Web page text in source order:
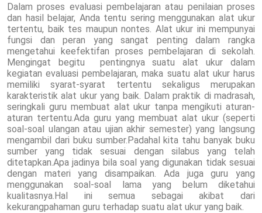
Dalam proses evaluasi pembelajaran atau penilaian proses
dan hasil belajar, Anda tentu sering menggunakan alat ukur
tertentu, baik tes maupun nontes. Alat ukur ini mempunyai
fungsi dan peran yang sangat penting dalam rangka
mengetahui keefektifan proses pembelajaran di sekolah.
Mengingat begitu pentingnya suatu alat ukur dalam
kegiatan evaluasi pembelajaran, maka suatu alat ukur harus
memiliki syarat-syarat tertentu sekaligus merupakan
karakteristik alat ukur yang baik. Dalam praktik di madrasah,
seringkali guru membuat alat ukur tanpa mengikuti aturan-
aturan tertentu.Ada guru yang membuat alat ukur (seperti
soal-soal ulangan atau ujian akhir semester) yang langsung
mengambil dari buku sumber.Padahal kita tahu banyak buku
sumber yang tidak sesuai dengan silabus yang telah
ditetapkan.Apa jadinya bila soal yang digunakan tidak sesuai
dengan materi yang disampaikan. Ada juga guru yang
menggunakan soal-soal lama yang belum diketahui
kualitasnya.Hal ini semua sebagai akibat dari
kekurangpahaman guru terhadap suatu alat ukur yang baik.